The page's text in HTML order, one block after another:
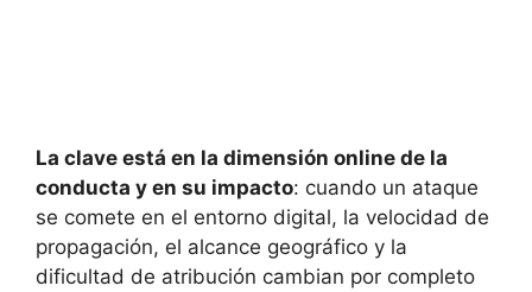
La clave está en la dimensión online de la
conducta y en su impacto: cuando un ataque
se comete en el entorno digital, la velocidad de
propagación, el alcance geográfico y la
dificultad de atribución cambian por completo